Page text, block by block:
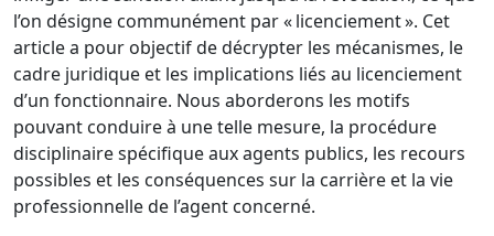
l’on désigne communément par « licenciement ». Cet
article a pour objectif de décrypter les mécanismes, le
cadre juridique et les implications liés au licenciement
d’un fonctionnaire. Nous aborderons les motifs
pouvant conduire à une telle mesure, la procédure
disciplinaire spécifique aux agents publics, les recours
possibles et les conséquences sur la carrière et la vie
professionnelle de l’agent concerné.